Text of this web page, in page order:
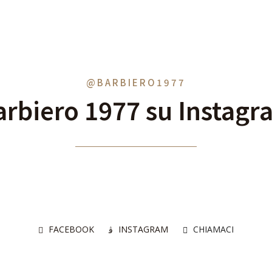
@BARBIERO1977
1977 su
FACEBOOK INSTAGRAM CHIAMACI